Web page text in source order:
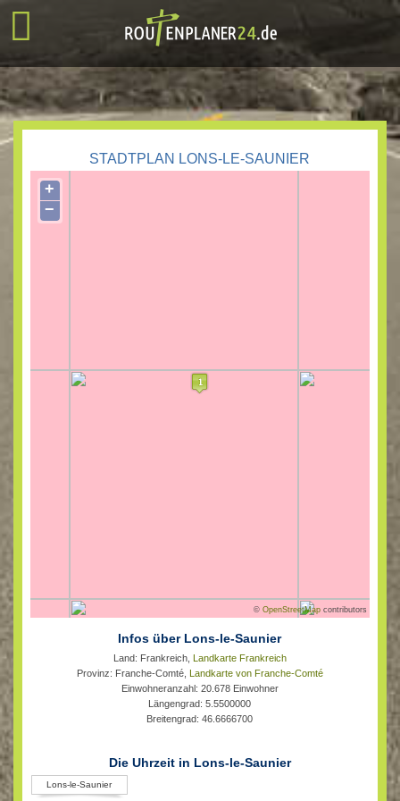
STADTPLAN LONS-LE-SAUNIER
+
−
©OpenStreetMap contributors
Infos über Lons-le-Saunier
Land: Frankreich, Landkarte Frankreich
Provinz: Franche-Comté, Landkarte von Franche-Comté
Einwohneranzahl: 20.678 Einwohner
Längengrad: 5.5500000
Breitengrad: 46.6666700
Die Uhrzeit in Lons-le-Saunier
Lons-le-Saunier